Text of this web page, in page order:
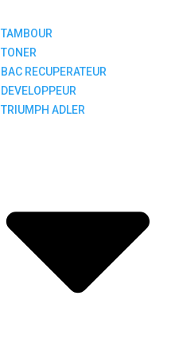
TAMBOUR
TONER
BAC RECUPERATEUR
DEVELOPPEUR
TRIUMPH ADLER